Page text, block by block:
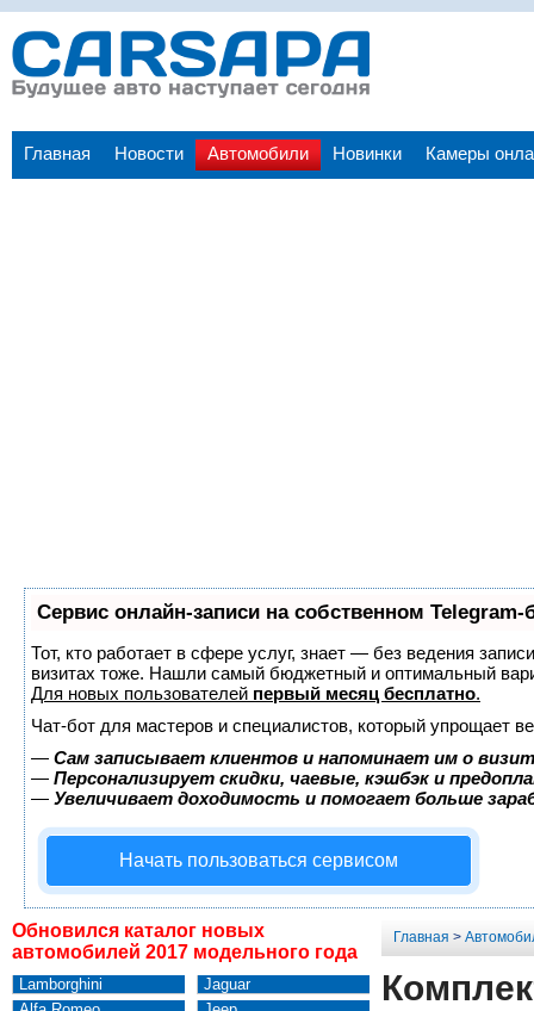
Главная Новости Автомобили Новинки Камеры
Сервис онлайн-записи на собственном Telegram-
Тот, кто работает в сфере услуг, знает — без ведения
визитах тоже. Нашли самый бюджетный и оптимальный
Для новых пользователей первый месяц бесплатно.
Чат-бот для мастеров и специалистов, который упрощает
— Сам записывает клиентов и напоминает им о
— Персонализирует скидки, чаевые, кэшбэк и
— Увеличивает доходимость и помогает больше
Начать пользоваться сервисом
Обновился каталог новых
автомобилей 2017 модельного года
Lamborghini
Jaguar
Главная >